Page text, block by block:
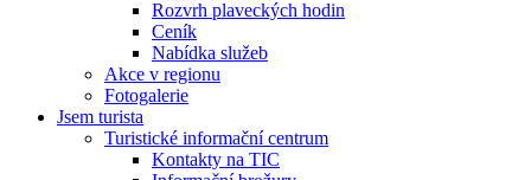
Rozvrh plaveckých hodin
Ceník
Nabídka služeb
Akce v regionu
Fotogalerie
Jsem turista
Turistické informační centrum
Kontakty na TIC